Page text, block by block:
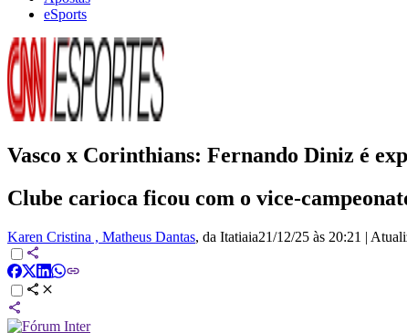
eSports
Vasco x Corinthians: Fernando Diniz é
Clube carioca ficou com o vice-
Karen Cristina , Matheus Dantas, da Itatiaia21/12/25 às 20:21 |